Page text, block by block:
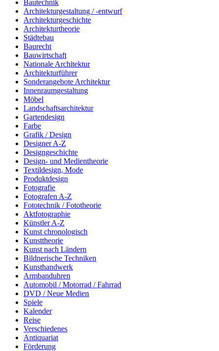
Bautechnik
Architekturgestaltung / -entwurf
Architekturgeschichte
Architekturtheorie
Städtebau
Baurecht
Bauwirtschaft
Nationale Architektur
Architekturführer
Sonderangebote Architektur
Innenraumgestaltung
Möbel
Landschaftsarchitektur
Gartendesign
Farbe
Grafik / Design
Designer A-Z
Designgeschichte
Design- und Medientheorie
Textildesign, Mode
Produktdesign
Fotografie
Fotografen A-Z
Fototechnik / Fototheorie
Aktfotographie
Künstler A-Z
Kunst chronologisch
Kunsttheorie
Kunst nach Ländern
Bildnerische Techniken
Kunsthandwerk
Armbanduhren
Automobil / Motorrad / Fahrrad
DVD / Neue Medien
Spiele
Kalender
Reise
Verschiedenes
Antiquariat
Förderung